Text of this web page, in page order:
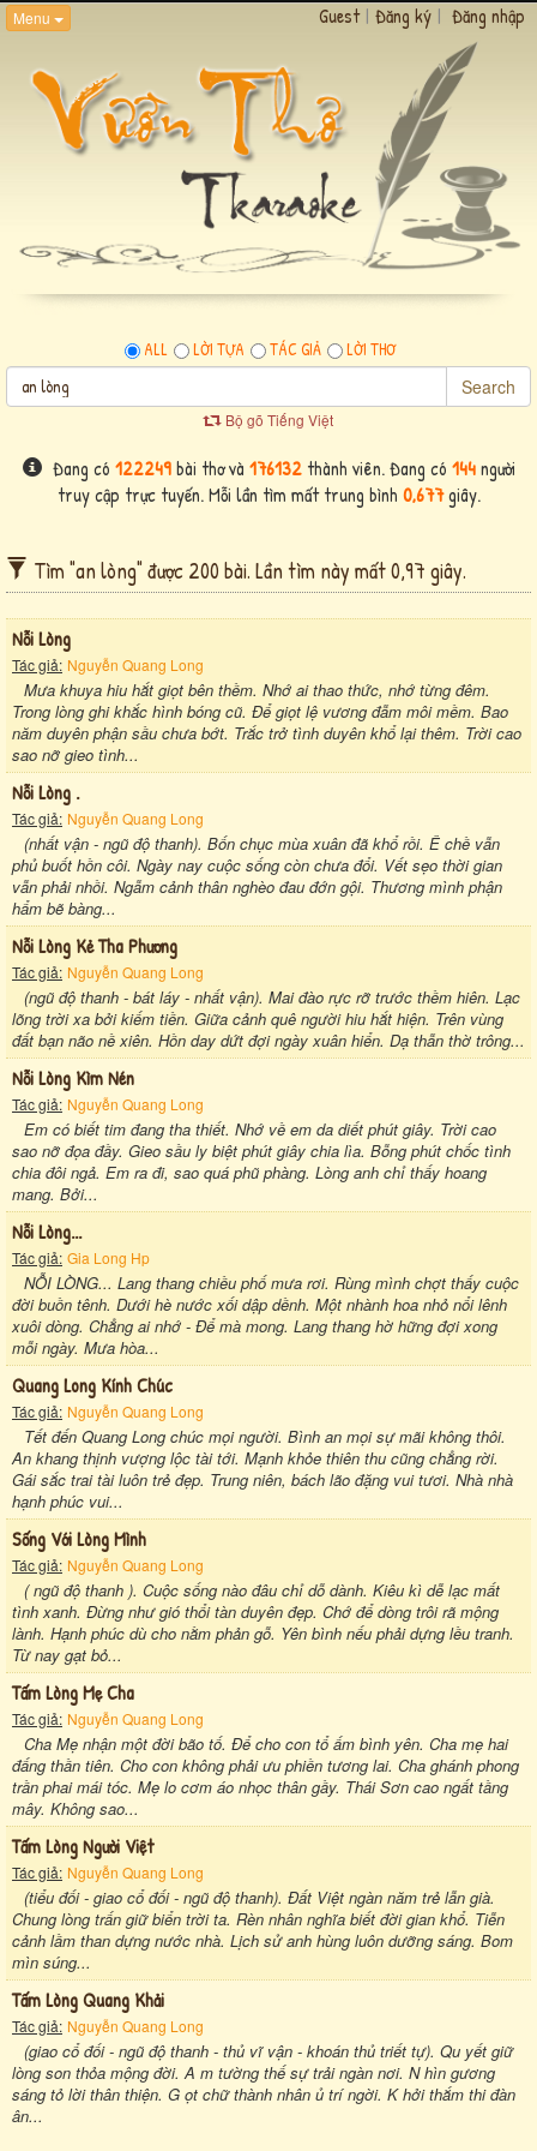
Menu Guest | Đăng ký | Đăng nhập
ALL LỜI TỰA TÁC GIẢ LỜI THƠ
Search
Bộ gõ Tiếng Việt
Đang có 122249bài thơ và 176132thành viên. Đang có 144người
truy cập trực tuyến. Mỗi lần tìm mất trung bình 0,677giây.
Tìm "an lòng" được 200 bài. Lần tìm này mất 0,97 giây.
Nỗi Lòng
Tác giả: Nguyễn Quang Long
Mưa khuya hiu hắt giọt bên thềm. Nhớ ai thao thức, nhớ từng đêm.
Trong lòng ghi khắc hình bóng cũ. Để giọt lệ vương đẫm môi mềm. Bao
năm duyên phận sầu chưa bớt. Trắc trở tình duyên khổ lại thêm. Trời cao
sao nỡ gieo tình...
Nỗi Lòng .
Tác giả: Nguyễn Quang Long
(nhất vận - ngũ độ thanh). Bốn chục mùa xuân đã khổ rồi. Ê chề vẫn
phủ buốt hồn côi. Ngày nay cuộc sống còn chưa đổi. Vết sẹo thời gian
vẫn phải nhồi. Ngẫm cảnh thân nghèo đau đớn gội. Thương mình phận
hẩm bẽ bàng...
Nỗi Lòng Kẻ Tha Phương
Tác giả: Nguyễn Quang Long
(ngũ độ thanh - bát láy - nhất vận). Mai đào rực rỡ trước thềm hiên. Lạc
lõng trời xa bởi kiếm tiền. Giữa cảnh quê người hiu hắt hiện. Trên vùng
đất bạn não nề xiên. Hồn day dứt đợi ngày xuân hiển. Dạ thẫn thờ trông...
Nỗi Lòng Kìm Nén
Tác giả: Nguyễn Quang Long
Em có biết tim đang tha thiết. Nhớ về em da diết phút giây. Trời cao
sao nỡ đọa đầy. Gieo sầu ly biệt phút giây chia lìa. Bỗng phút chốc tình
chia đôi ngả. Em ra đi, sao quá phũ phàng. Lòng anh chỉ thấy hoang
mang. Bởi...
Nỗi Lòng...
Tác giả: Gia Long Hp
NỖI LÒNG... Lang thang chiều phố mưa rơi. Rùng mình chợt thấy cuộc
đời buồn tênh. Dưới hè nước xối dập dềnh. Một nhành hoa nhỏ nổi lênh
xuôi dòng. Chẳng ai nhớ - Để mà mong. Lang thang hờ hững đợi xong
mỗi ngày. Mưa hòa...
Quang Long Kính Chúc
Tác giả: Nguyễn Quang Long
Tết đến Quang Long chúc mọi người. Bình an mọi sự mãi không thôi.
An khang thịnh vượng lộc tài tới. Mạnh khỏe thiên thu cũng chẳng rời.
Gái sắc trai tài luôn trẻ đẹp. Trung niên, bách lão đặng vui tươi. Nhà nhà
hạnh phúc vui...
Sống Với Lòng Mình
Tác giả: Nguyễn Quang Long
( ngũ độ thanh ). Cuộc sống nào đâu chỉ dỗ dành. Kiêu kì dễ lạc mất
tình xanh. Đừng như gió thổi tàn duyên đẹp. Chớ để dòng trôi rã mộng
lành. Hạnh phúc dù cho nằm phản gỗ. Yên bình nếu phải dựng lều tranh.
Từ nay gạt bỏ...
Tấm Lòng Mẹ Cha
Tác giả: Nguyễn Quang Long
Cha Mẹ nhận một đời bão tố. Để cho con tổ ấm bình yên. Cha mẹ hai
đấng thần tiên. Cho con không phải ưu phiền tương lai. Cha ghánh phong
trần phai mái tóc. Mẹ lo cơm áo nhọc thân gầy. Thái Sơn cao ngất tầng
mây. Không sao...
Tấm Lòng Người Việt
Tác giả: Nguyễn Quang Long
(tiểu đối - giao cổ đối - ngũ độ thanh). Đất Việt ngàn năm trẻ lẫn già.
Chung lòng trấn giữ biển trời ta. Rèn nhân nghĩa biết đời gian khổ. Tiễn
cảnh lầm than dựng nước nhà. Lịch sử anh hùng luôn dưỡng sáng. Bom
mìn súng...
Tấm Lòng Quang Khải
Tác giả: Nguyễn Quang Long
(giao cổ đối - ngũ độ thanh - thủ vĩ vận - khoán thủ triết tự). Qu yết giữ
lòng son thỏa mộng đời. A m tường thế sự trải ngàn nơi. N hìn gương
sáng tỏ lời thân thiện. G ọt chữ thành nhân ủ trí ngời. K hởi thắm thi đàn
ân...